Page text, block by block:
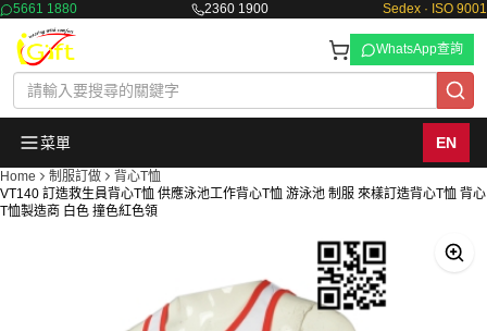
5661 1880 2360 1900 Sedex · ISO 9001
WhatsApp查詢
菜單 EN
Home 制服訂做
背心T恤
VT140 訂造救生員背心T恤 供應泳池工作背心T恤 游泳池 制服 來樣訂造背心T恤 背心
T恤製造商 白色 撞色紅色領